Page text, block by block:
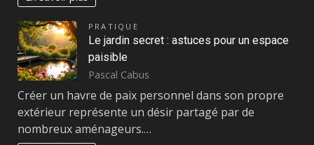
PRATIQUE
Le jardin secret : astuces pour un espace
paisible
Pascal Cabus
Créer un havre de paix personnel dans son propre
extérieur représente un désir partagé par de
nombreux aménageurs.…